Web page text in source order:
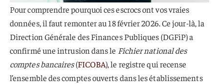
Pour comprendre pourquoi ces escrocs ont vos vraies
données, il faut remonter au 18 février 2026. Ce jour-là, la
Direction Générale des Finances Publiques (DGFiP) a
confirmé une intrusion dans le Fichier national des
comptes bancaires(FICOBA), le registre qui recense
l’ensemble des comptes ouverts dans les établissements